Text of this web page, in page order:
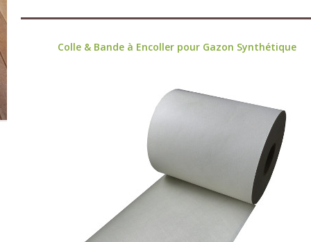
Colle & Bande à Encoller pour Gazon Synthétique